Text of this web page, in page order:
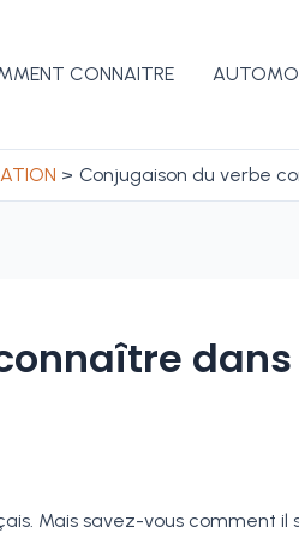
CONNAITRE
Conjugaison du verbe
dans
Mais savez-vous comment il